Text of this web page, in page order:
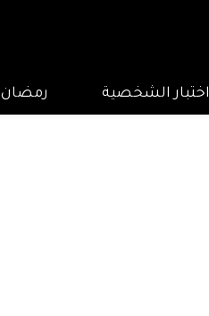
اختبار الشخصية رمضان